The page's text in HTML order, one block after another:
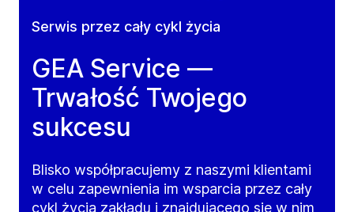
Serwis przez cały cykl życia
GEA Service —
Trwałość Twojego
sukcesu
Blisko współpracujemy z naszymi klientami
w celu zapewnienia im wsparcia przez cały
cykl życia zakładu i znajdującego się w nim